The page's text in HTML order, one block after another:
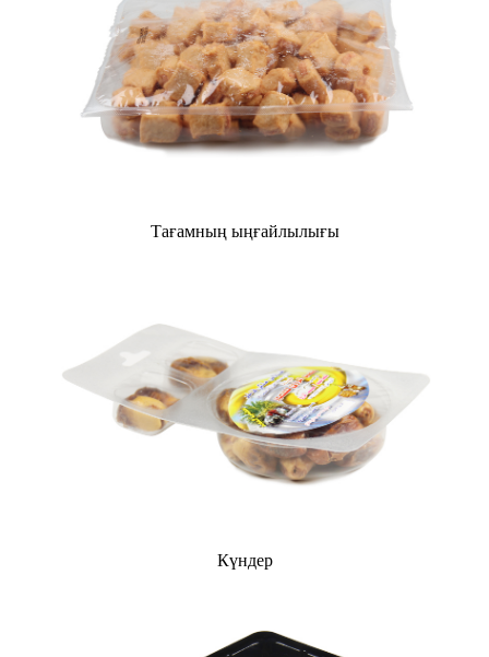
Тағамның ыңғайлылығы
Күндер